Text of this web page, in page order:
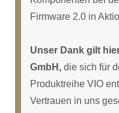
Firmware 2.0 in
Unser Dank gilt
GmbH, die sich für
Produktreihe VIO
Vertrauen in uns